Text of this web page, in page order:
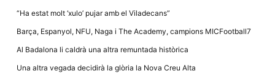
“Ha estat molt ‘xulo’ pujar amb el Viladecans”
Barça, Espanyol, NFU, Naga i The Academy, campions MICFootball7
Al Badalona li caldrà una altra remuntada històrica
Una altra vegada decidirà la glòria la Nova Creu Alta
emmagatzemen
dispositiu que
lloc funcioni tan
possible. Si